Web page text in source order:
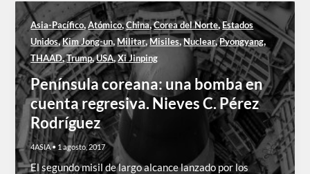
Asia-Pacífico,Atómico,China,Corea del Norte,Estados
Unidos,Kim Jong-un,Militar,Misiles,Nuclear,Pyongyang,
THAAD,Trump,USA,Xi Jinping
Península coreana: una bomba en
cuenta regresiva. Nieves C. Pérez
Rodríguez
4ASIA• 1 agosto, 2017
El segundo misil de largo alcance lanzado por los